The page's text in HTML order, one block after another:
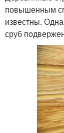
повышенным
известны.
сруб